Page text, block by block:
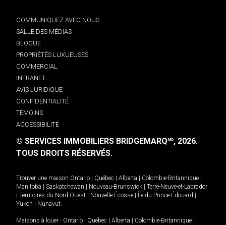
COMMUNIQUEZ AVEC NOUS
SALLE DES MÉDIAS
BLOGUE
PROPRIÉTÉS LUXUEUSES
COMMERCIAL
INTRANET
AVIS JURIDIQUE
CONFIDENTIALITÉ
TÉMOINS
ACCESSIBILITÉ
© SERVICES IMMOBILIERS BRIDGEMARQMD, 2026.
TOUS DROITS RÉSERVÉS.
Trouver une maison Ontario Québec Alberta Colombie-Britannique
Manitoba
Saskatchewan Nouveau-Brunswick
Terre-Neuve-et-Labrador
Territoires du Nord-Ouest Nouvelle-Écosse Île-du-Prince-Édouard
Yukon
Nunavut.
Maisons à louer - Ontario Québec Alberta Colombie-Britannique